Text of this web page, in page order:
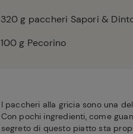
320g paccheri Sapori &
100g Pecorino
I paccheri alla gricia sono una
Con pochi ingredienti, come
segreto di questo piatto sta